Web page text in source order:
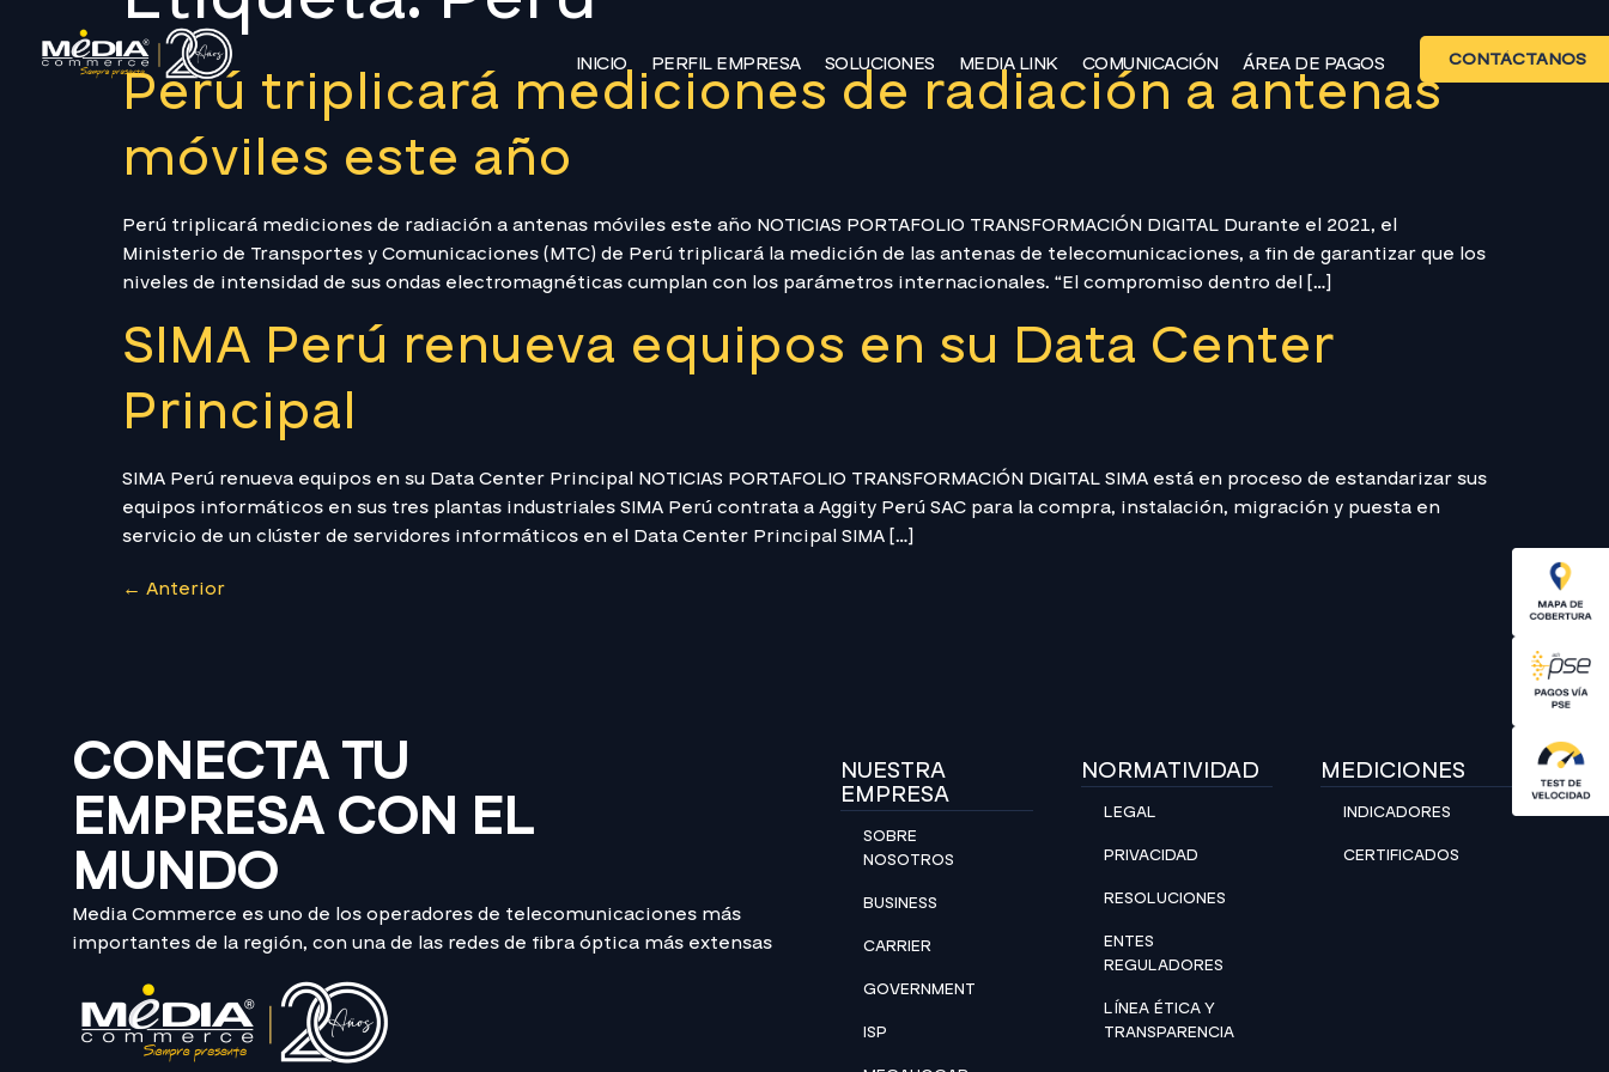
INICIO PERFIL EMPRESA SOLUCIONES MEDIA LINK COMUNICACIÓN ÁREA DE PAGOS CONTÁCTANOS
Perú triplicará mediciones de radiación a antenas
móviles este año
Perú triplicará mediciones de radiación a antenas móviles este año NOTICIAS PORTAFOLIO TRANSFORMACIÓN DIGITAL Durante el 2021, el
Ministerio de Transportes y Comunicaciones (MTC) de Perú triplicará la medición de las antenas de telecomunicaciones, a fin de garantizar que los
niveles de intensidad de sus ondas electromagnéticas cumplan con los parámetros internacionales. “El compromiso dentro del […]
SIMA Perú renueva equipos en su Data Center
Principal
SIMA Perú renueva equipos en su Data Center Principal NOTICIAS PORTAFOLIO TRANSFORMACIÓN DIGITAL SIMA está en proceso de estandarizar sus
equipos informáticos en sus tres plantas industriales SIMA Perú contrata a Aggity Perú SAC para la compra, instalación, migración y puesta en
servicio de un clúster de servidores informáticos en el Data Center Principal SIMA […]
← Anterior
CONECTA TU
EMPRESA CON EL
MUNDO
Media Commerce es uno de los operadores de telecomunicaciones más
importantes de la región, con una de las redes de fibra óptica más extensas
NUESTRA
EMPRESA
SOBRE
NOSOTROS
BUSINESS
CARRIER
GOVERNMENT
ISP
NORMATIVIDAD
LEGAL
PRIVACIDAD
RESOLUCIONES
ENTES
REGULADORES
LÍNEA ÉTICA Y
TRANSPARENCIA
MEDICIONES
INDICADORES
CERTIFICADOS